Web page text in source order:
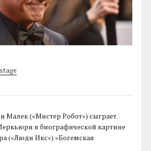
Малек («Мистер Робот») сыграет
в биографической картине
(«Люди Икс») «Богемская